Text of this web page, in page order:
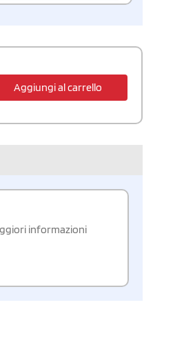
Aggiungi al carrello
informazioni